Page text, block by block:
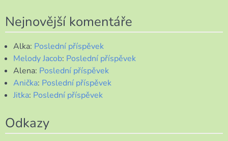
Nejnovější komentáře
Alka: Poslední příspěvek
Melody Jacob: Poslední příspěvek
Alena: Poslední příspěvek
Anička: Poslední příspěvek
Jitka: Poslední příspěvek
Odkazy